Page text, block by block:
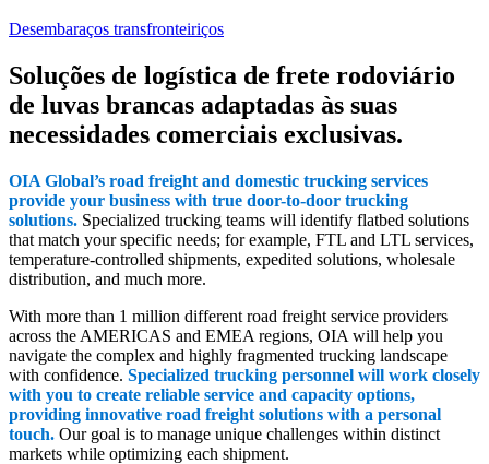
Desembaraços transfronteiriços
Soluções de logística de frete rodoviário
de luvas brancas adaptadas às suas
necessidades comerciais exclusivas.
OIA Global’s road freight and domestic trucking services
provide your business with true door-to-door trucking
solutions. Specialized trucking teams will identify flatbed solutions
that match your specific needs; for example, FTL and LTL services,
temperature-controlled shipments, expedited solutions, wholesale
distribution, and much more.
With more than 1 million different road freight service providers
across the AMERICAS and EMEA regions, OIA will help you
navigate the complex and highly fragmented trucking landscape
with confidence. Specialized trucking personnel will work closely
with you to create reliable service and capacity options,
providing innovative road freight solutions with a personal
touch. Our goal is to manage unique challenges within distinct
markets while optimizing each shipment.